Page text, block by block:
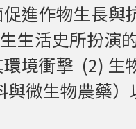
進作物生長與
生活史所扮演
境衝擊 (2) 生
微生物農藥